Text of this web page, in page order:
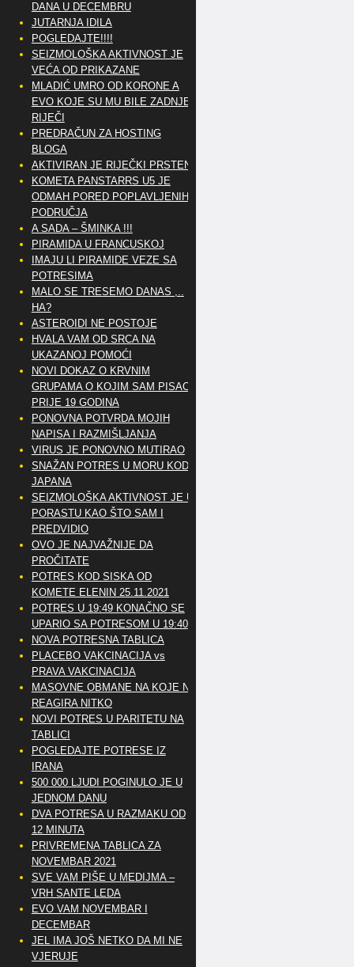
DANA U DECEMBRU
JUTARNJA IDILA
POGLEDAJTE!!!!
SEIZMOLOŠKA AKTIVNOST JE
VEĆA OD PRIKAZANE
MLADIĆ UMRO OD KORONE A
EVO KOJE SU MU BILE ZADNJE
RIJEČI
PREDRAČUN ZA HOSTING
BLOGA
AKTIVIRAN JE RIJEČKI PRSTEN
KOMETA PANSTARRS U5 JE
ODMAH PORED POPLAVLJENIH
PODRUČJA
A SADA – ŠMINKA !!!
PIRAMIDA U FRANCUSKOJ
IMAJU LI PIRAMIDE VEZE SA
POTRESIMA
MALO SE TRESEMO DANAS ,..
HA?
ASTEROIDI NE POSTOJE
HVALA VAM OD SRCA NA
UKAZANOJ POMOĆI
NOVI DOKAZ O KRVNIM
GRUPAMA O KOJIM SAM PISAO
PRIJE 19 GODINA
PONOVNA POTVRDA MOJIH
NAPISA I RAZMIŠLJANJA
VIRUS JE PONOVNO MUTIRAO
SNAŽAN POTRES U MORU KOD
JAPANA
SEIZMOLOŠKA AKTIVNOST JE U
PORASTU KAO ŠTO SAM I
PREDVIDIO
OVO JE NAJVAŽNIJE DA
PROČITATE
POTRES KOD SISKA OD
KOMETE ELENIN 25.11.2021
POTRES U 19:49 KONAČNO SE
UPARIO SA POTRESOM U 19:40
NOVA POTRESNA TABLICA
PLACEBO VAKCINACIJA vs
PRAVA VAKCINACIJA
MASOVNE OBMANE NA KOJE NE
REAGIRA NITKO
NOVI POTRES U PARITETU NA
TABLICI
POGLEDAJTE POTRESE IZ
IRANA
500 000 LJUDI POGINULO JE U
JEDNOM DANU
DVA POTRESA U RAZMAKU OD
12 MINUTA
PRIVREMENA TABLICA ZA
NOVEMBAR 2021
SVE VAM PIŠE U MEDIJMA –
VRH SANTE LEDA
EVO VAM NOVEMBAR I
DECEMBAR
JEL IMA JOŠ NETKO DA MI NE
VJERUJE